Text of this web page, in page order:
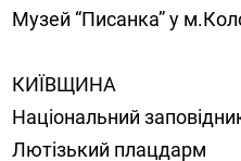
Музей “Писанка” у
КИЇВЩИНА
Національний
Лютізький плацдарм